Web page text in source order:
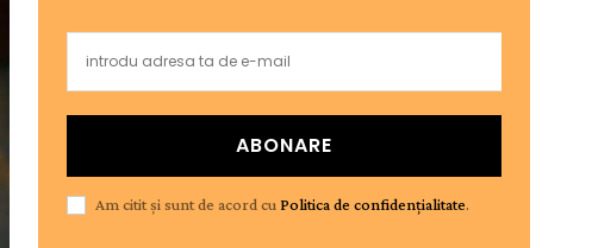
ABONARE
Am citit și sunt de acord cuPolitica de confidențialitate.